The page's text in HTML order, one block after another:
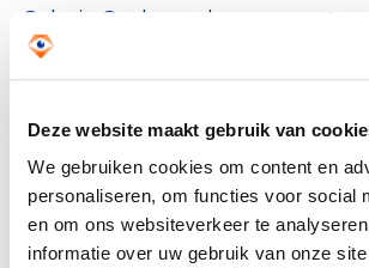
Deze website maakt gebruik van
We gebruiken cookies om content en
personaliseren, om functies voor social
en om ons websiteverkeer te
informatie over uw gebruik van onze
Collecterooster/
Salaris Onderzoek
Intermediair. Hieruit blijkt dat
een aanzienlijke salariskloof is
mannen en vrouwen: op WO-
12.000 euro meer dan vrouwen.
fondsenwervende organisaties
stuk beter dan het landelijke